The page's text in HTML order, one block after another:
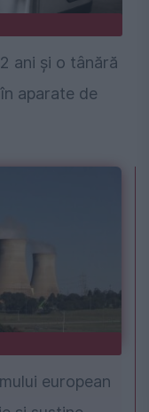
ani și o tânără
aparate de
european